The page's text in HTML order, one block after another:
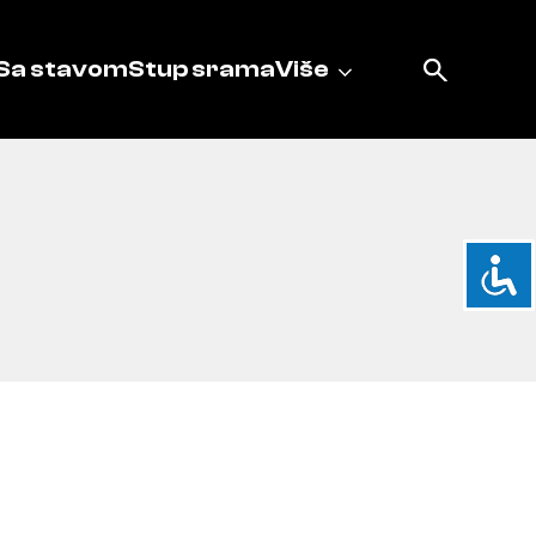
stavomStup sramaViše